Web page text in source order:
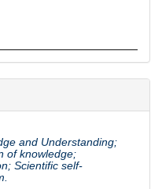
and Understanding;
of knowledge;
Scientific self-